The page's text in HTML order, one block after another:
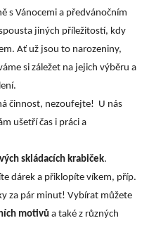
s Vánocemi a předvánočním
jiných příležitostí, kdy
Ať už jsou to narozeniny,
si záležet na jejich výběru a
činnost, nezoufejte! U nás
ušetří čas i práci a
skládacích krabiček.
dárek a přiklopíte víkem, příp.
za pár minut! Vybírat můžete
motivů a také z různých